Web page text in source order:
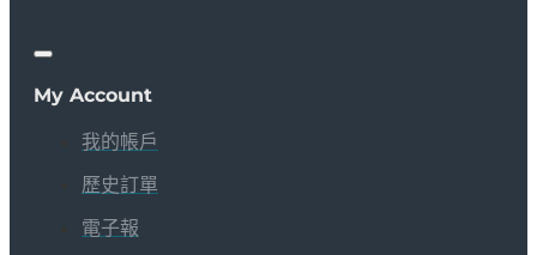
My Account
我的帳戶
歷史訂單
電子報